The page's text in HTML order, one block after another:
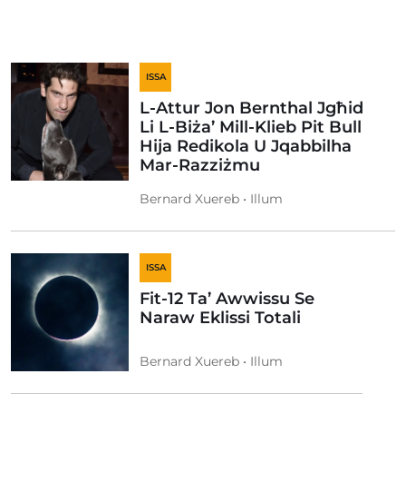
ISSA
L-Attur Jon Bernthal Jgħid
Li L-Biża’ Mill-Klieb Pit Bull
Hija Redikola U Jqabbilha
Mar-Razziżmu
Bernard Xuereb • Illum
ISSA
Fit-12 Ta’ Awwissu Se
Naraw Eklissi Totali
Bernard Xuereb • Illum